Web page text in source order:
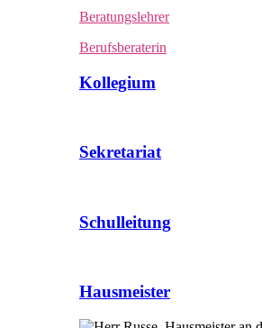
Beratungslehrer
Berufsberaterin
Kollegium
Sekretariat
Schulleitung
Hausmeister